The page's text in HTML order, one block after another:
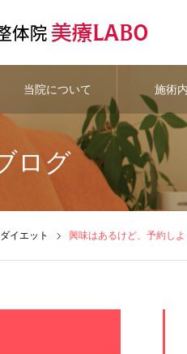
当院について 施術
ログ
ダイエット 興味はあるけど、予約し